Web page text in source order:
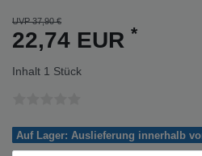
UVP 37,90 €
22,74 EUR *
Inhalt 1 Stück
Auf Lager: Auslieferung innerhalb